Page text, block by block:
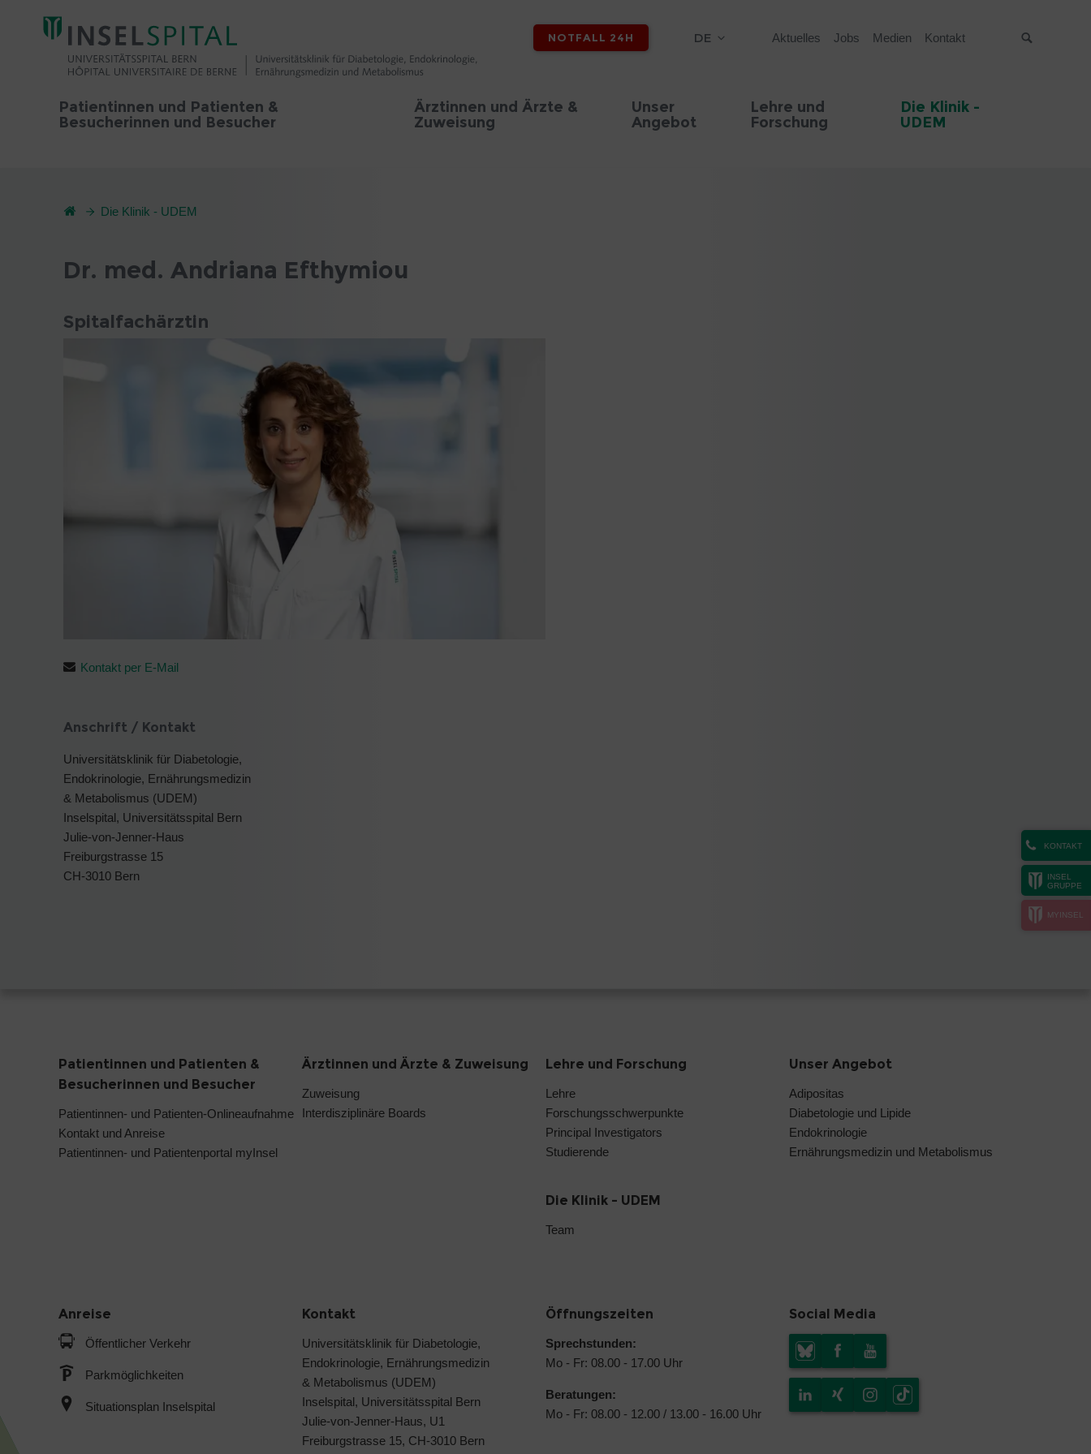
NOTFALL 24H DE Aktuelles Jobs Medien Kontakt
Patientinnen und Patienten &
Besucherinnen und Besucher
Ärztinnen und Ärzte &
Zuweisung
Unser
Angebot
Lehre und
Forschung
Die Klinik -
UDEM
KONTAKT
INSEL
GRUPPE
MYINSEL
Die Klinik - UDEM
Dr. med. Andriana Efthymiou
Spitalfachärztin
Kontakt per E-Mail
Anschrift / Kontakt
Universitätsklinik für Diabetologie,
Endokrinologie, Ernährungsmedizin
& Metabolismus (UDEM)
Inselspital, Universitätsspital Bern
Julie-von-Jenner-Haus
Freiburgstrasse 15
CH-3010 Bern
Patientinnen und Patienten &
Besucherinnen und Besucher
Patientinnen- und Patienten-Onlineaufnahme
Kontakt und Anreise
Patientinnen- und Patientenportal myInsel
Ärztinnen und Ärzte & Zuweisung
Zuweisung
Interdisziplinäre Boards
Lehre und Forschung
Lehre
Forschungsschwerpunkte
Principal Investigators
Studierende
Die Klinik - UDEM
Team
Unser Angebot
Adipositas
Diabetologie und Lipide
Endokrinologie
Ernährungsmedizin und Metabolismus
Anreise
Öffentlicher Verkehr
Parkmöglichkeiten
Situationsplan Inselspital
Kontakt
Universitätsklinik für Diabetologie,
Endokrinologie, Ernährungsmedizin
& Metabolismus (UDEM)
Inselspital, Universitätsspital Bern
Julie-von-Jenner-Haus, U1
Freiburgstrasse 15, CH-3010 Bern
Öffnungszeiten
Sprechstunden:
Mo - Fr: 08.00 - 17.00 Uhr
Beratungen:
Mo - Fr: 08.00 - 12.00 / 13.00 - 16.00 Uhr
Social Media